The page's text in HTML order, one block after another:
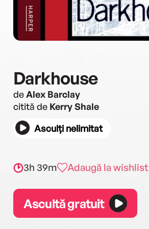
Darkhouse
deAlex Barclay
citită de Kerry Shale
Asculți nelimitat
3h 39m Adaugă la wishlist
Ascultă gratuit